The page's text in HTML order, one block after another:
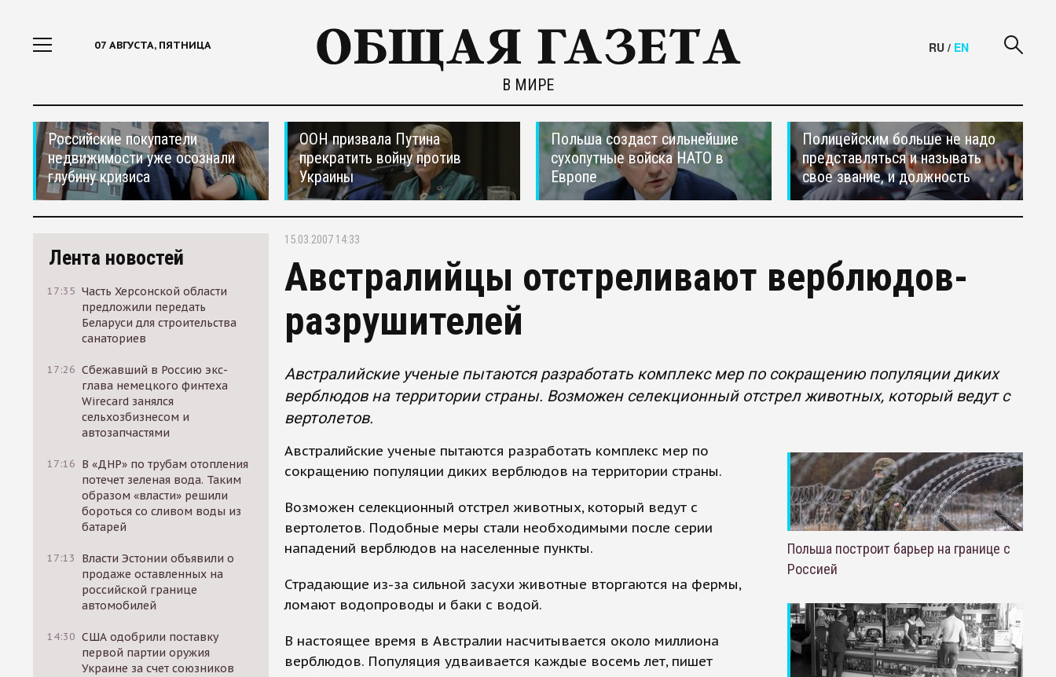
07 АВГУСТА, ПЯТНИЦА
В МИРЕ
RU / EN
Российские покупатели
недвижимости уже осознали
глубину кризиса
ООН призвала Путина
прекратить войну против
Украины
Польша создаст сильнейшие
сухопутные войска НАТО в
Европе
Полицейским больше не надо
представляться и называть
свое звание, и должность
Лента новостей
17:35 Часть Херсонской области
предложили передать
Беларуси для строительства
санаториев
17:26 Сбежавший в Россию экс-
глава немецкого финтеха
Wirecard занялся
сельхозбизнесом и
автозапчастями
17:16 В «ДНР» по трубам отопления
потечет зеленая вода. Таким
образом «власти» решили
бороться со сливом воды из
батарей
17:13
Власти Эстонии объявили о
продаже оставленных на
российской границе
автомобилей
14:30 США одобрили поставку
первой партии оружия
Украине за счет союзников
15.03.2007 14:33
Австралийцы отстреливают верблюдов-
разрушителей
Австралийские ученые пытаются разработать комплекс мер по сокращению популяции диких
верблюдов на территории страны. Возможен селекционный отстрел животных, который ведут с
вертолетов.
Австралийские ученые пытаются разработать комплекс мер по
сокращению популяции диких верблюдов на территории страны.
Возможен селекционный отстрел животных, который ведут с
вертолетов. Подобные меры стали необходимыми после серии
нападений верблюдов на населенные пункты.
Страдающие из-за сильной засухи животные вторгаются на фермы,
ломают водопроводы и баки с водой.
В настоящее время в Австралии насчитывается около миллиона
верблюдов. Популяция удваивается каждые восемь лет, пишет
Польша построит барьер на границе с
Россией